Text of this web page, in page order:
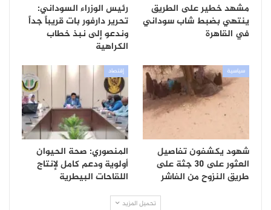
مشهد خطير على الطريق
ينتهي بضبط شاب سوداني
في القاهرة
رئيس الوزراء السوداني:
تحرير دارفور بات قريباً جداً
وندعو إلى نبذ خطاب
الكراهية
سياسية
شهود يكشفون تفاصيل
العثور على 30 جثة على
طريق النزوح من الفاشر
إقتصاد
المنصوري: صحة الحيوان
أولوية ودعم كامل لإنتاج
اللقاحات البيطرية
تحميل المزيد